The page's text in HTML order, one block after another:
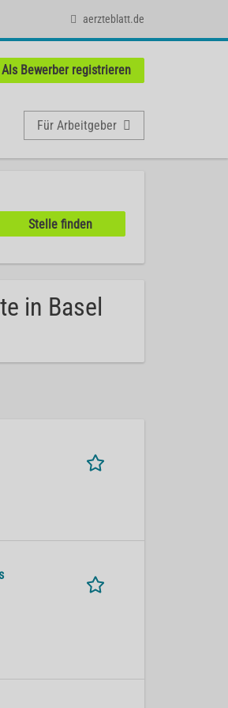
aerzteblatt.de
Als Bewerber registrieren
Für Arbeitgeber
in Basel